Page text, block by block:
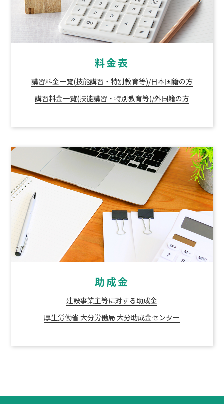
料金表
講習料金一覧(技能講習・特別教育等)/日本国籍の方
講習料金一覧(技能講習・特別教育等)/外国籍の方
助成金
建設事業主等に対する助成金
厚生労働省 大分労働局 大分助成金センター